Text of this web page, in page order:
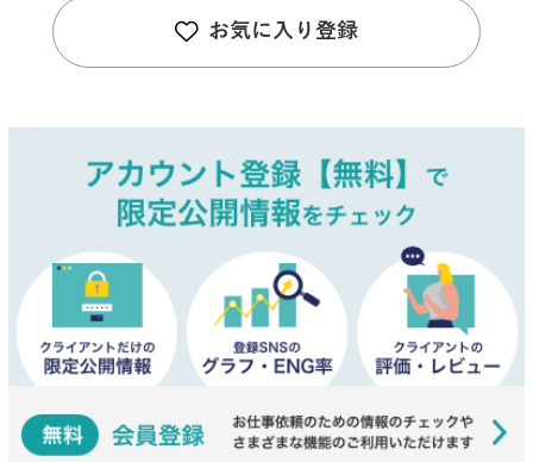
お気に入り登録